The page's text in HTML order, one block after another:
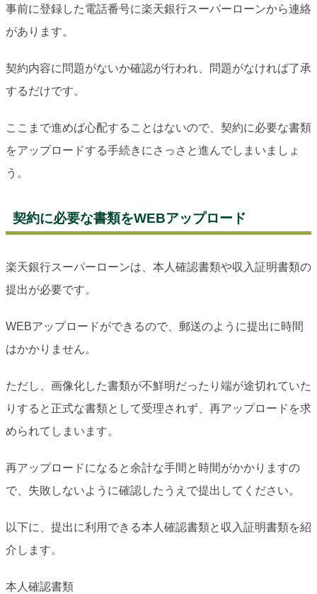
事前に登録した電話番号に楽天銀行スーパーローンから連絡
があります。
契約内容に問題がないか確認が行われ、問題がなければ了承
するだけです。
ここまで進めば心配することはないので、契約に必要な書類
をアップロードする手続きにさっさと進んでしまいましょ
う。
契約に必要な書類をWEBアップロード
楽天銀行スーパーローンは、本人確認書類や収入証明書類の
提出が必要です。
WEBアップロードができるので、郵送のように提出に時間
はかかりません。
ただし、画像化した書類が不鮮明だったり端が途切れていた
りすると正式な書類として受理されず、再アップロードを求
められてしまいます。
再アップロードになると余計な手間と時間がかかりますの
で、失敗しないように確認したうえで提出してください。
以下に、提出に利用できる本人確認書類と収入証明書類を紹
介します。
本人確認書類